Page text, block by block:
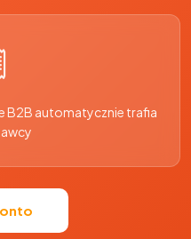
B2B automatycznie trafia